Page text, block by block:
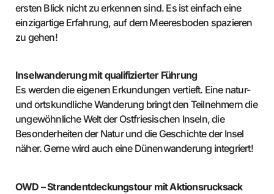
ersten Blick nicht zu erkennen sind. Es ist einfach eine
einzigartige Erfahrung, auf dem Meeresboden spazieren
zu gehen!
Inselwanderung mit qualifizierter Führung
Es werden die eigenen Erkundungen vertieft. Eine natur-
und ortskundliche Wanderung bringt den Teilnehmern die
ungewöhnliche Welt der Ostfriesischen Inseln, die
Besonderheiten der Natur und die Geschichte der Insel
näher. Gerne wird auch eine Dünenwanderung integriert!
OWD – Strandentdeckungstour mit Aktionsrucksack